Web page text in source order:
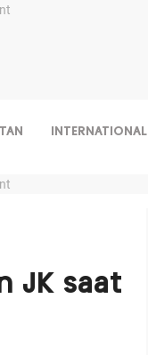
INTERNATIONAL
JK saat